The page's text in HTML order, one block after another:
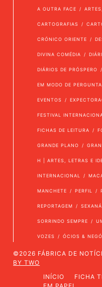
A OUTRA FACE
CARTOGRAFIAS
CRÓNICO ORIENTE
DIVINA COMÉDIA
DIÁRIOS DE PRÓSPERO
EM MODO DE
EVENTOS
FESTIVAL
FICHAS DE LEITURA
GRANDE PLANO
H | ARTES, LETRAS E
INTERNACIONAL
MANCHETE PERFIL
REPORTAGEM
SORRINDO SEMPRE
VOZES ÓCIOS &
©2026 FÁBRICA DE
BY TWO
INÍCIO
FICHA